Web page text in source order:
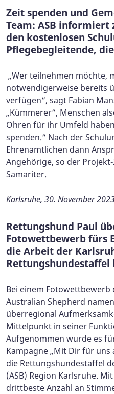
Zeit spenden und
Team: ASB informiert
den kostenlosen
Pflegebegleitende,
„Wer teilnehmen möchte,
notwendigerweise bereits
verfügen“, sagt Fabian
„Kümmerer“, Menschen
Ohren für ihr Umfeld
spenden.“ Nach der
Ehrenamtlichen dann
Angehörige, so der
Samariter.
Karlsruhe, 30. November
Rettungshund Paul
Fotowettbewerb fürs
die Arbeit der
Bei einem Fotowettbewerb
Australian Shepherd
überregional
Mittelpunkt in seiner
Aufgenommen wurde es
Kampagne „Mit Dir für uns
die Rettungshundestaffel
(ASB) Region Karlsruhe.
drittbeste Anzahl an